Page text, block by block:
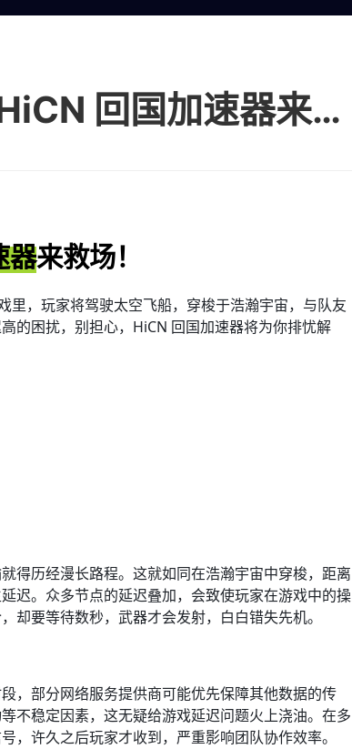
海外玩国服游戏无主星渊延迟高？HiCN 回国加速器来救场！
器来救场！
里，玩家将驾驶太空飞船，穿梭于浩瀚宇宙，与队友
的困扰，别担心，HiCN 回国加速器将为你排忧解
得历经漫长路程。这就如同在浩瀚宇宙中穿梭，距离
迟。众多节点的延迟叠加，会致使玩家在游戏中的操
要等待数秒，武器才会发射，白白错失先机。​
，部分网络服务提供商可能优先保障其他数据的传
不稳定因素，这无疑给游戏延迟问题火上浇油。在多
许久之后玩家才收到，严重影响团队协作效率。​